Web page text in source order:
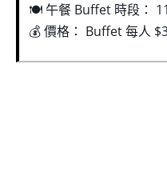
🍽️ 午餐 Buffet 時段：
💰 價格： Buffet 每人